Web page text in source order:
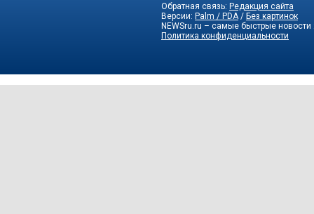
Обратная связь: Редакция сайта
Версии: Palm / PDA / Без картинок
NEWSru.ru – самые быстрые новости
Политика конфиденциальности